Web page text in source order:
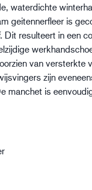
waterdichte
geitennerfleer is
Dit resulteert in een
van versterkte
zijn
manchet is